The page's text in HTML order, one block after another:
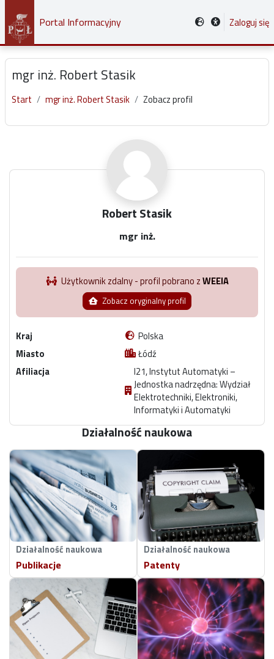
Przejdź do głównej zawartości
Portal Informacyjny Zaloguj się
mgr inż. Robert Stasik
Start mgr inż. Robert Stasik Zobacz profil
Robert Stasik
mgr inż.
Użytkownik zdalny - profil pobrano zWEEIA
Zobacz oryginalny profil
Kraj
Polska
Miasto
Łódź
Afiliacja
I21, Instytut Automatyki –
Jednostka nadrzędna: Wydział
Elektrotechniki, Elektroniki,
Informatyki i Automatyki
Działalność naukowa
Działalność naukowa
Publikacje
Działalność naukowa
Patenty